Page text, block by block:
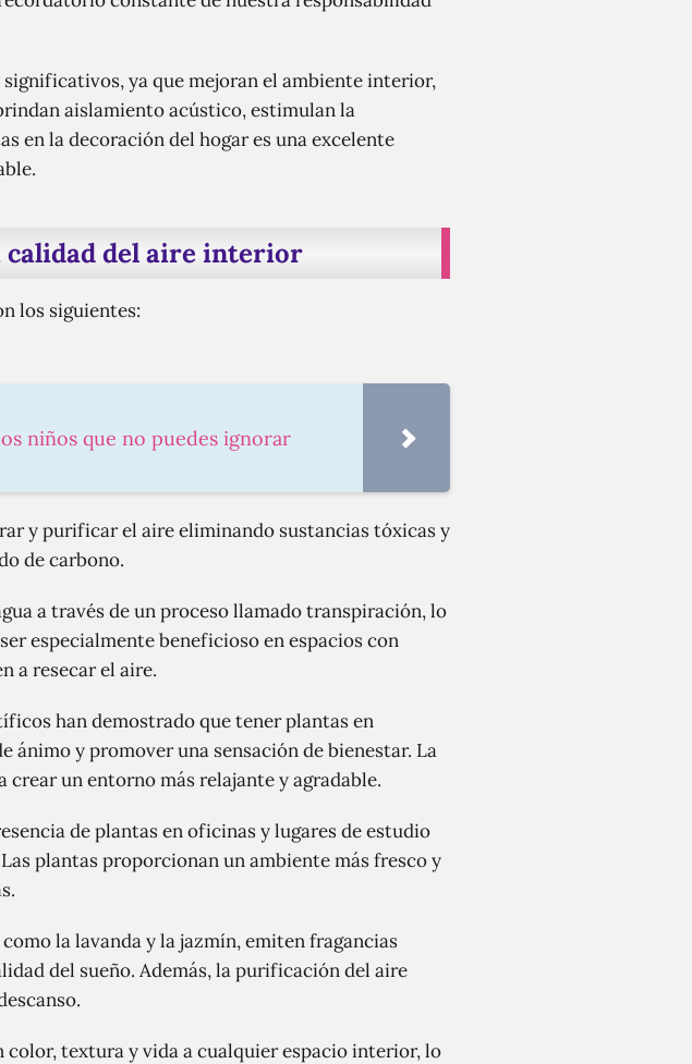
ya que mejoran el ambiente interior,
aislamiento acústico, estimulan la
en la decoración del hogar es una excelente
calidad del aire interior
los siguientes:
niños que no puedes ignorar
y purificar el aire eliminando sustancias tóxicas y
de carbono.
a través de un proceso llamado transpiración, lo
especialmente beneficioso en espacios con
a resecar el aire.
han demostrado que tener plantas en
ánimo y promover una sensación de bienestar. La
crear un entorno más relajante y agradable.
de plantas en oficinas y lugares de estudio
plantas proporcionan un ambiente más fresco y
la lavanda y la jazmín, emiten fragancias
del sueño. Además, la purificación del aire
color, textura y vida a cualquier espacio interior, lo